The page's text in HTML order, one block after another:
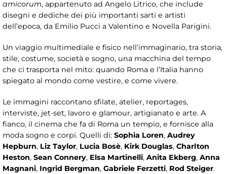
amicorum, appartenuto ad Angelo Litrico, che include
disegni e dediche dei più importanti sarti e artisti
dell’epoca, da Emilio Pucci a Valentino e Novella Parigini.
Un viaggio multimediale e fisico nell’immaginario, tra storia,
stile, costume, società e sogno, una macchina del tempo
che ci trasporta nel mito: quando Roma e l’Italia hanno
spiegato al mondo come vestire, e come vivere.
Le immagini raccontano sfilate, atelier, reportages,
interviste, jet-set, lavoro e glamour, artigianato e arte. A
fianco, il cinema che fa di Roma un tempio, e fornisce alla
moda sogno e corpi. Quelli di: Sophia Loren, Audrey
Hepburn, Liz Taylor, Lucia Bosè, Kirk Douglas, Charlton
Heston, Sean Connery, Elsa Martinelli, Anita Ekberg, Anna
Magnani, Ingrid Bergman, Gabriele Ferzetti, Rod Steiger.